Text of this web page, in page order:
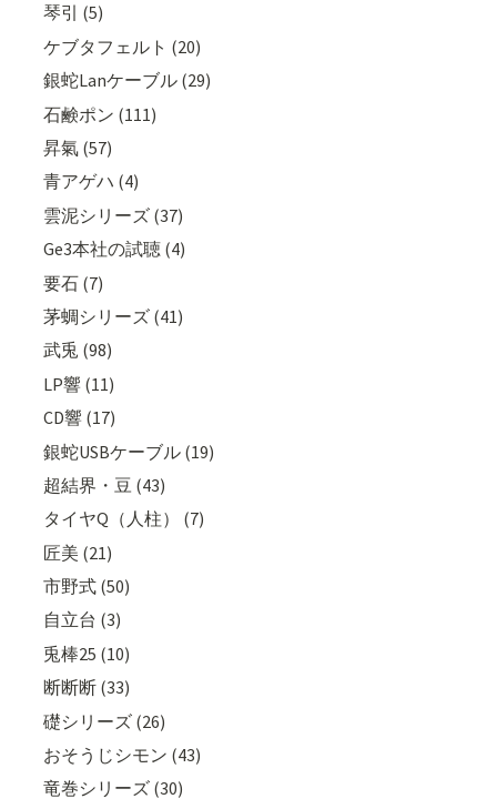
琴引 (5)
ケブタフェルト (20)
銀蛇Lanケーブル (29)
石鹸ポン (111)
昇氣 (57)
青アゲハ (4)
雲泥シリーズ (37)
Ge3本社の試聴 (4)
要石 (7)
茅蜩シリーズ (41)
武兎 (98)
LP響 (11)
CD響 (17)
銀蛇USBケーブル (19)
超結界・豆 (43)
タイヤQ（人柱） (7)
匠美 (21)
市野式 (50)
自立台 (3)
兎棒25 (10)
断断断 (33)
礎シリーズ (26)
おそうじシモン (43)
竜巻シリーズ (30)